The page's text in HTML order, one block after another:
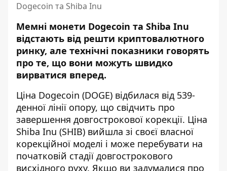
Dogecoin та Shiba Inu
Мемні монети Dogecoin та Shiba Inu
відстають від решти криптовалютного
ринку, але технічні показники говорять
про те, що вони можуть швидко
вирватися вперед.
Ціна Dogecoin (DOGE) відбилася від 539-
денної лінії опору, що свідчить про
завершення довгострокової корекції. Ціна
Shiba Inu (SHIB) вийшла зі своєї власної
корекційної моделі і може перебувати на
початковій стадії довгострокового
висхідного руху. Якщо ви задумалися про